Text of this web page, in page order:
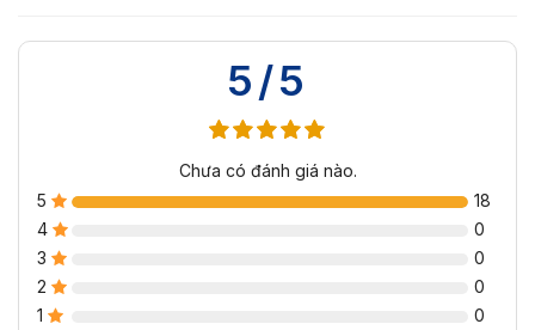
5/5
Chưa có đánh giá nào.
5
18
4
0
3
0
2
0
1
0